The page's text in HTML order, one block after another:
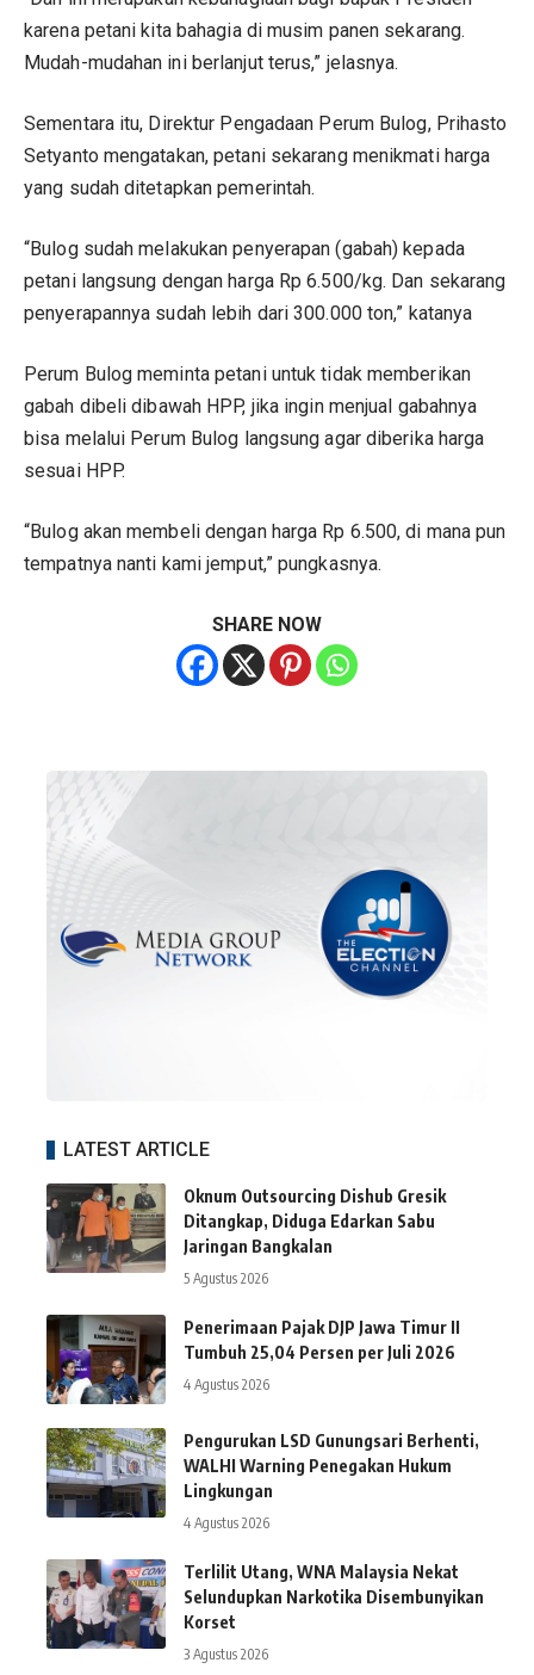
karena petani kita bahagia di musim panen sekarang.
Mudah-mudahan ini berlanjut terus,” jelasnya.
Sementara itu, Direktur Pengadaan Perum Bulog, Prihasto
Setyanto mengatakan, petani sekarang menikmati harga
yang sudah ditetapkan pemerintah.
“Bulog sudah melakukan penyerapan (gabah) kepada
petani langsung dengan harga Rp 6.500/kg. Dan sekarang
penyerapannya sudah lebih dari 300.000 ton,” katanya
Perum Bulog meminta petani untuk tidak memberikan
gabah dibeli dibawah HPP, jika ingin menjual gabahnya
bisa melalui Perum Bulog langsung agar diberika harga
sesuai HPP.
“Bulog akan membeli dengan harga Rp 6.500, di mana pun
tempatnya nanti kami jemput,” pungkasnya.
SHARE NOW
LATEST ARTICLE
Oknum Outsourcing Dishub Gresik
Ditangkap, Diduga Edarkan Sabu
Jaringan Bangkalan
5 Agustus 2026
Penerimaan Pajak DJP Jawa Timur II
Tumbuh 25,04 Persen per Juli 2026
4 Agustus 2026
Pengurukan LSD Gunungsari Berhenti,
WALHI Warning Penegakan Hukum
Lingkungan
4 Agustus 2026
Terlilit Utang, WNA Malaysia Nekat
Selundupkan Narkotika Disembunyikan
Korset
3 Agustus 2026